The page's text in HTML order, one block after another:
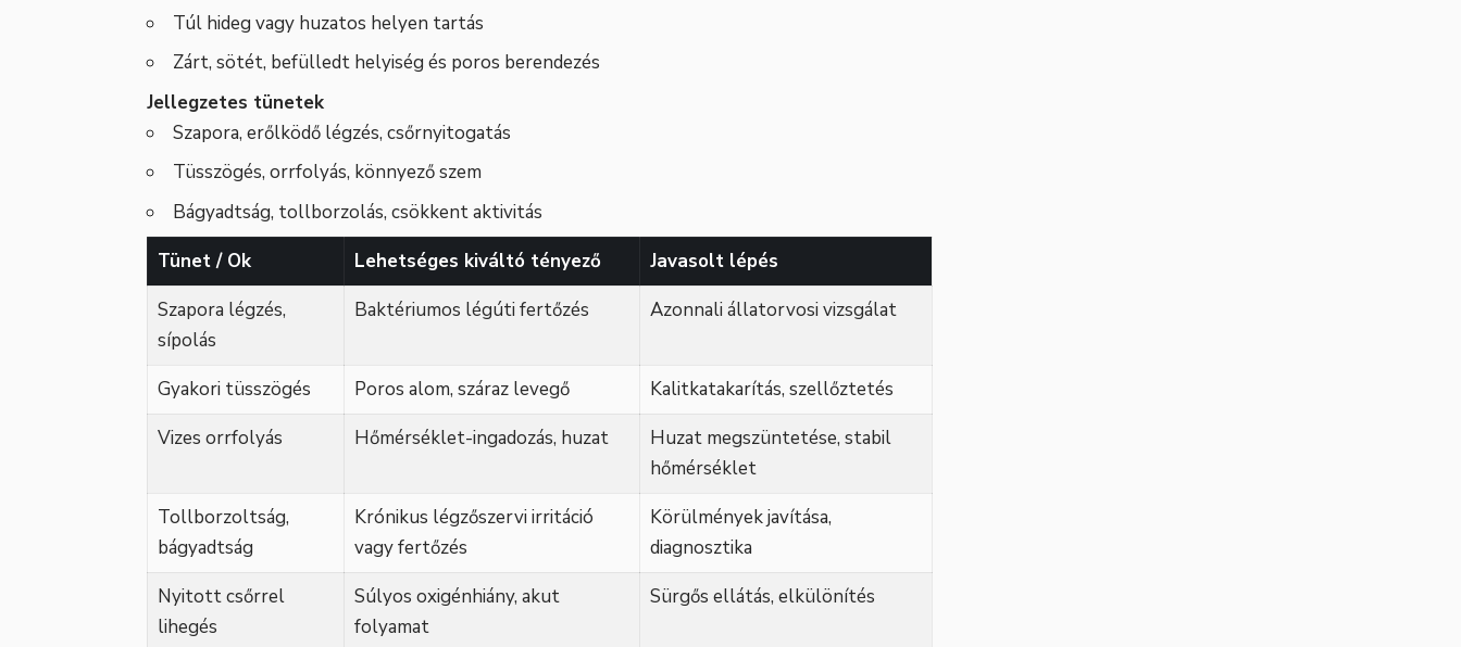
Túl hideg vagy huzatos helyen tartás
Zárt, sötét, befülledt helyiség és poros berendezés
Jellegzetes tünetek
Szapora, erőlködő légzés, csőrnyitogatás
Tüsszögés, orrfolyás, könnyező szem
Bágyadtság, tollborzolás, csökkent aktivitás
Tünet / Ok
Lehetséges kiváltó tényező
Javasolt lépés
Szapora légzés,
sípolás
Baktériumos légúti fertőzés Azonnali állatorvosi vizsgálat
Gyakori tüsszögés Poros alom, száraz levegő
Kalitkatakarítás, szellőztetés
Vizes orrfolyás
Hőmérséklet-ingadozás, huzat
Huzat megszüntetése, stabil
hőmérséklet
Tollborzoltság,
bágyadtság
Krónikus légzőszervi irritáció
vagy fertőzés
Körülmények javítása,
diagnosztika
Nyitott csőrrel
lihegés
Súlyos oxigénhiány, akut
folyamat
Sürgős ellátás, elkülönítés